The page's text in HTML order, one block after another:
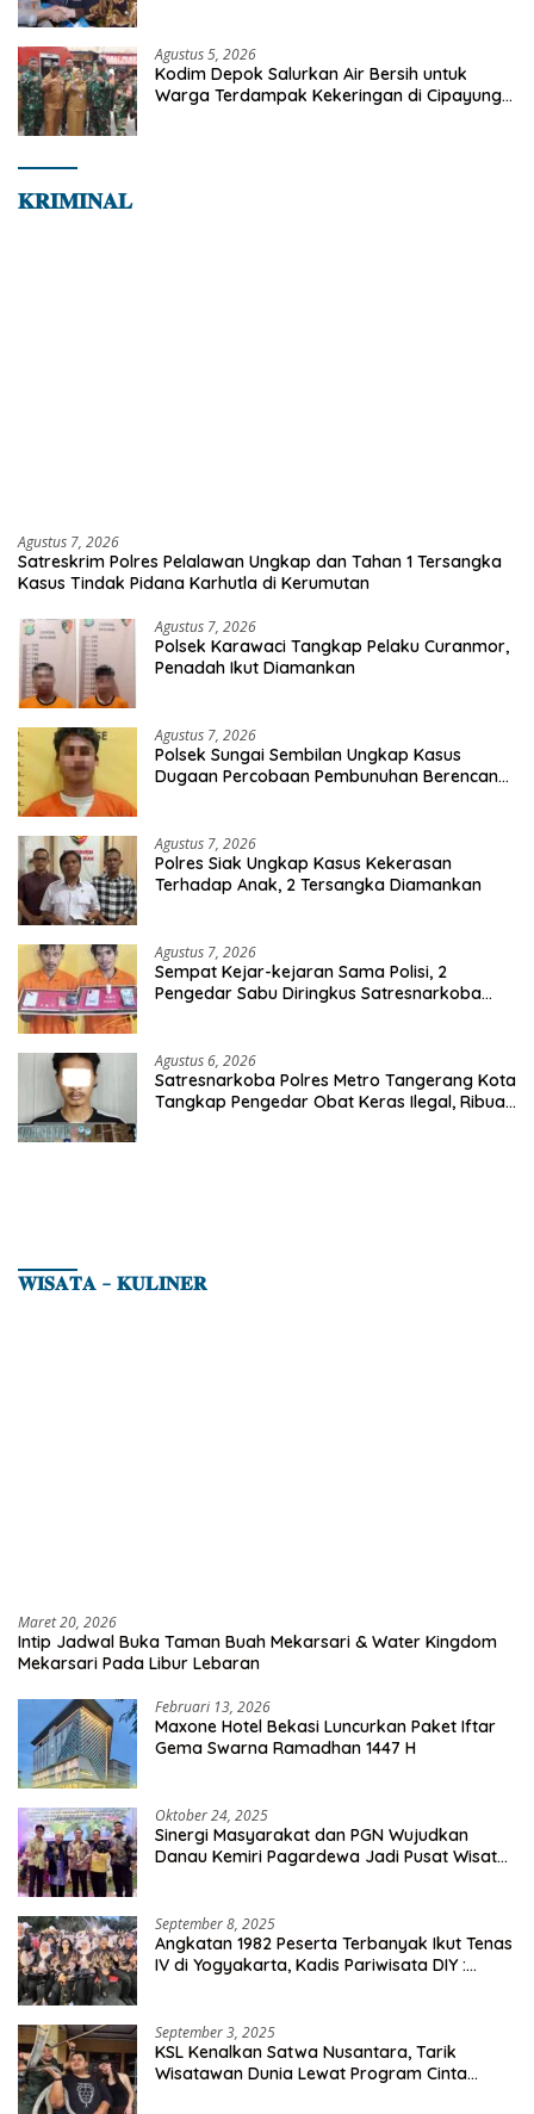
Agustus 5, 2026
Kodim Depok Salurkan Air Bersih untuk
Warga Terdampak Kekeringan di Cipayung
𝐊𝐑𝐈𝐌𝐈𝐍𝐀𝐋
Agustus 7, 2026
Satreskrim Polres Pelalawan Ungkap dan Tahan 1 Tersangka
Kasus Tindak Pidana Karhutla di Kerumutan
Agustus 7, 2026
Polsek Karawaci Tangkap Pelaku Curanmor,
Penadah Ikut Diamankan
Agustus 7, 2026
Polsek Sungai Sembilan Ungkap Kasus
Dugaan Percobaan Pembunuhan Berencana,
Agustus 7, 2026
Polres Siak Ungkap Kasus Kekerasan
Terhadap Anak, 2 Tersangka Diamankan
Agustus 7, 2026
Sempat Kejar-kejaran Sama Polisi, 2
Pengedar Sabu Diringkus Satresnarkoba
Agustus 6, 2026
Satresnarkoba Polres Metro Tangerang Kota
Tangkap Pengedar Obat Keras Ilegal, Ribuan
𝐖𝐈𝐒𝐀𝐓𝐀 – 𝐊𝐔𝐋𝐈𝐍𝐄𝐑
Maret 20, 2026
Intip Jadwal Buka Taman Buah Mekarsari & Water Kingdom
Mekarsari Pada Libur Lebaran
Februari 13, 2026
Maxone Hotel Bekasi Luncurkan Paket Iftar
Gema Swarna Ramadhan 1447 H
Oktober 24, 2025
Sinergi Masyarakat dan PGN Wujudkan
Danau Kemiri Pagardewa Jadi Pusat Wisata
September 8, 2025
Angkatan 1982 Peserta Terbanyak Ikut Tenas
IV di Yogyakarta, Kadis Pariwisata DIY :
September 3, 2025
KSL Kenalkan Satwa Nusantara, Tarik
Wisatawan Dunia Lewat Program Cinta